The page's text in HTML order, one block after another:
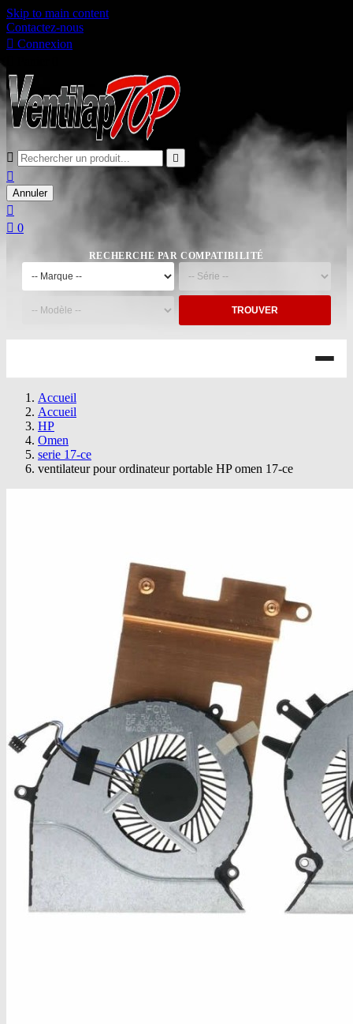
Skip to main content
Contactez-nous
 Connexion
 

Annuler

 0
RECHERCHE PAR COMPATIBILITÉ
TROUVER
Accueil
Accueil
HP
Omen
serie 17-ce
ventilateur pour ordinateur portable HP omen 17-ce